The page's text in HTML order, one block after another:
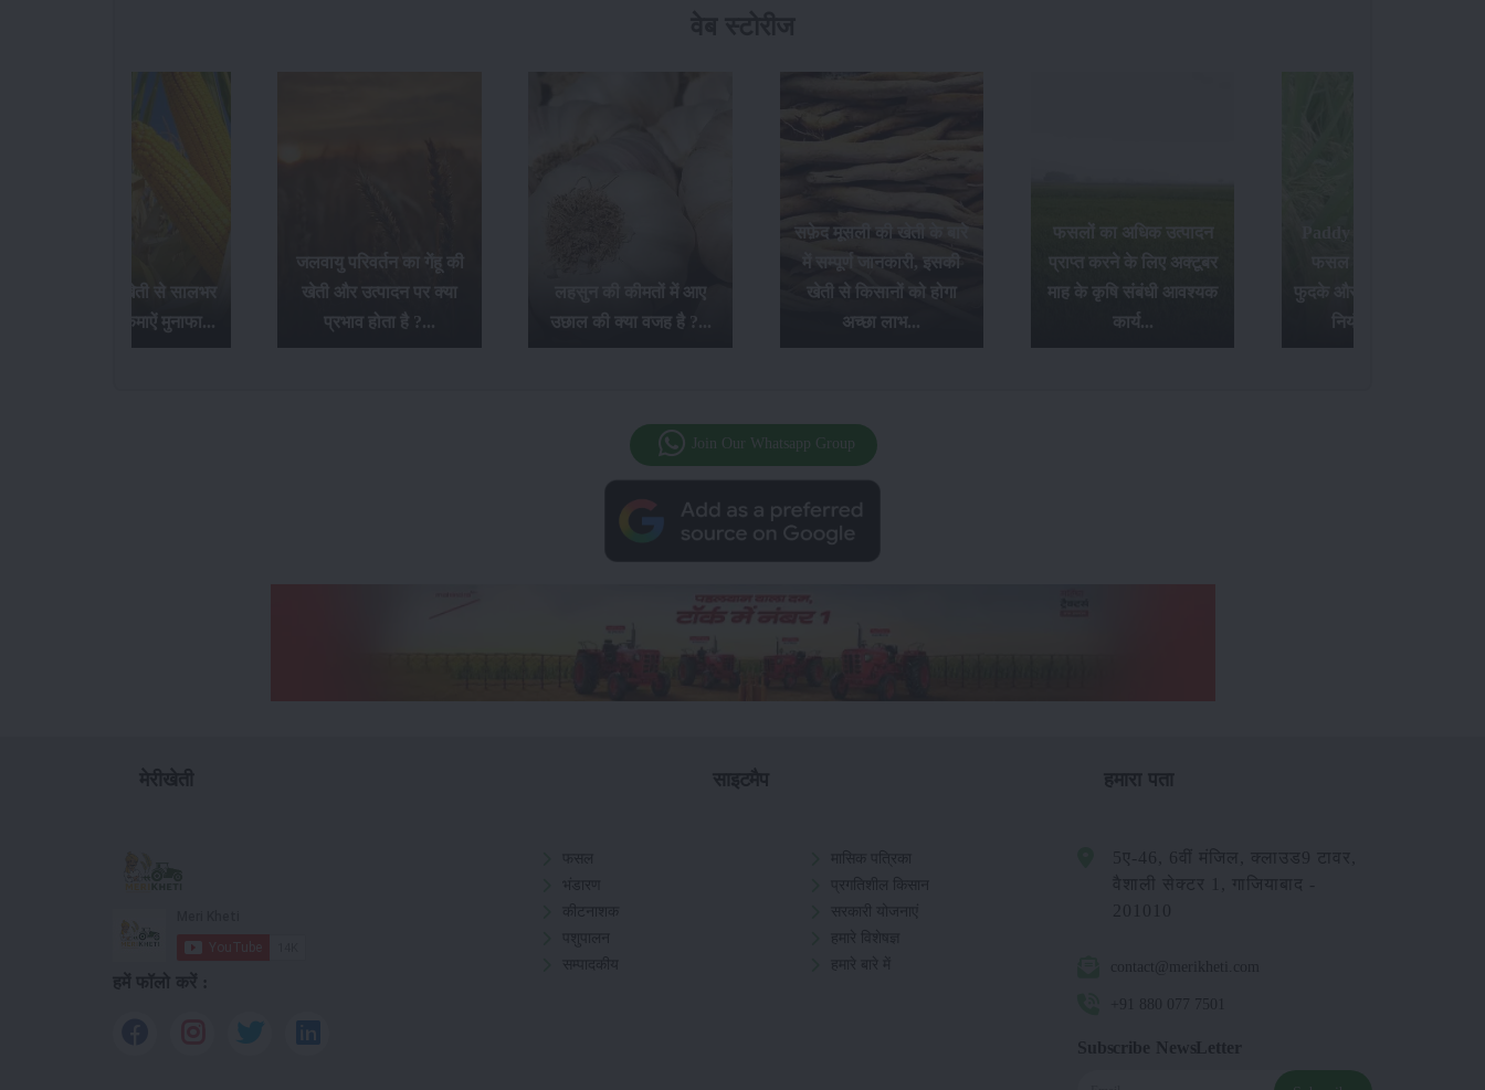
बेबी कॉर्न की खेती से सालभर
में 3 से 4 बार कमाऐं मुनाफा...
जलवायु परिवर्तन का गेंहू की
खेती और उत्पादन पर क्या
प्रभाव होता है ?...
लहसुन की कीमतों में आए
उछाल की क्या वजह है ?...
सफ़ेद मूसली की खेती के बारे
में सम्पूर्ण जानकारी, इसकी
खेती से किसानों को होगा
अच्छा लाभ...
फसलों का अधिक उत्पादन
प्राप्त करने के लिए अक्टूबर
माह के कृषि संबंधी आवश्यक
कार्य...
फुदके और तना छेदक किट के
नियंत्रण उपाय...
Join Our Whatsapp Group